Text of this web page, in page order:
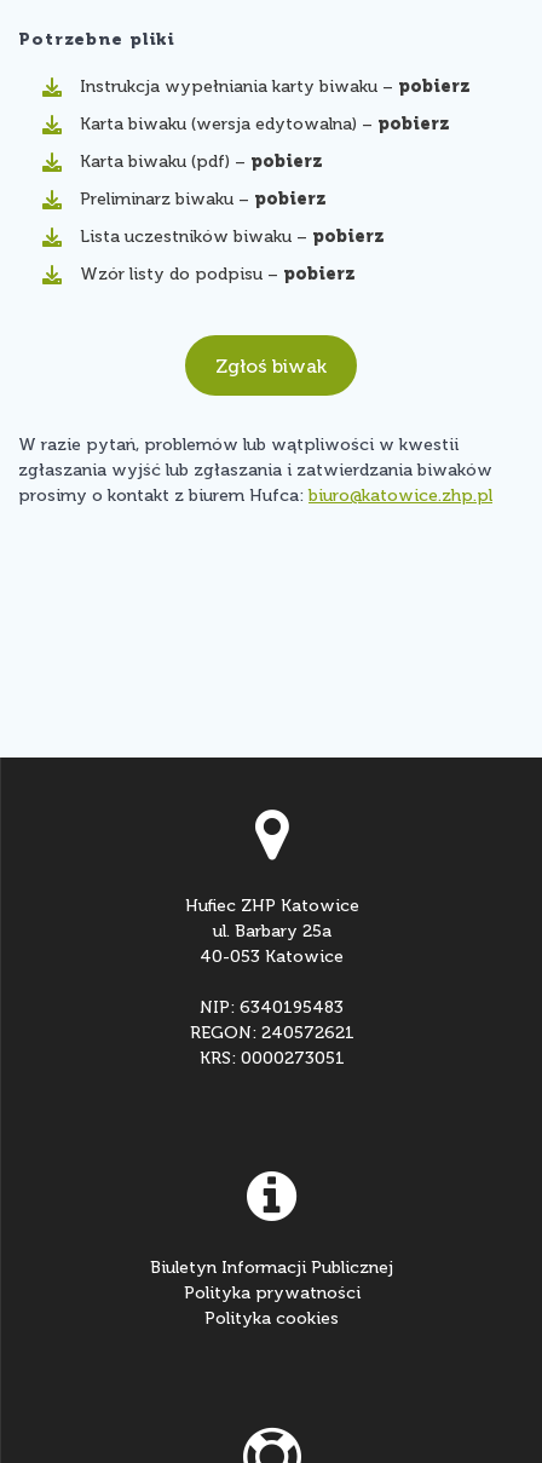
Potrzebne pliki
Instrukcja wypełniania karty biwaku – pobierz
Karta biwaku (wersja edytowalna) – pobierz
Karta biwaku (pdf) – pobierz
Preliminarz biwaku – pobierz
Lista uczestników biwaku – pobierz
Wzór listy do podpisu – pobierz
Zgłoś biwak
W razie pytań, problemów lub wątpliwości w kwestii
zgłaszania wyjść lub zgłaszania i zatwierdzania biwaków
prosimy o kontakt z biurem Hufca:biuro@katowice.zhp.pl
Hufiec ZHP Katowice
ul. Barbary 25a
40-053 Katowice
NIP: 6340195483
REGON: 240572621
KRS: 0000273051
Biuletyn Informacji Publicznej
Polityka prywatności
Polityka cookies